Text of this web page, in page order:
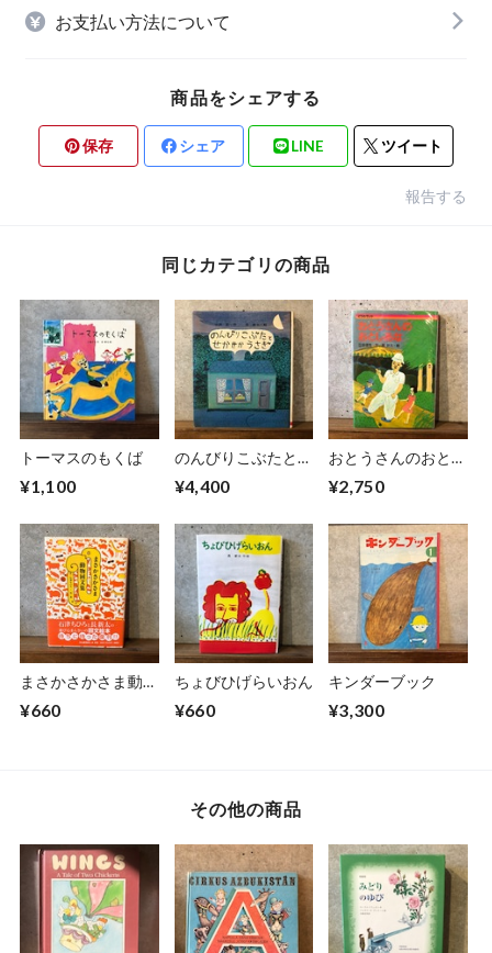
お支払い方法について
商品をシェアする
保存 シェア LINE ツイート
報告する
同じカテゴリの商品
トーマスのもくば
¥1,100
のんびりこぶたとせ
¥4,400
おとうさんのおとし
¥2,750
まさかさかさま動物
¥660
ちょびひげらいおん
¥660
キンダーブック
¥3,300
その他の商品